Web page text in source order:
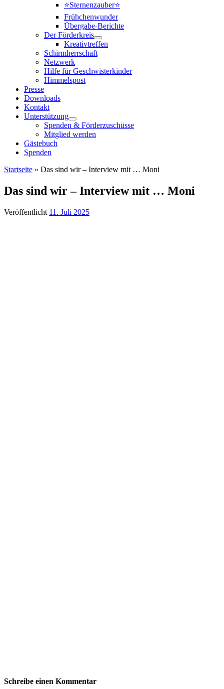
⭐Sternenzauber⭐
Frühchenwunder
Übergabe-Berichte
Der Förderkreis
Kreativtreffen
Schirmherrschaft
Netzwerk
Hilfe für Geschwisterkinder
Himmelspost
Presse
Downloads
Kontakt
Unterstützung
Spenden & Förderzuschüsse
Mitglied werden
Gästebuch
Spenden
Startseite » Das sind wir – Interview mit … Moni
Das sind wir – Interview mit … Moni
Veröffentlicht 11. Juli 2025
Schreibe einen Kommentar